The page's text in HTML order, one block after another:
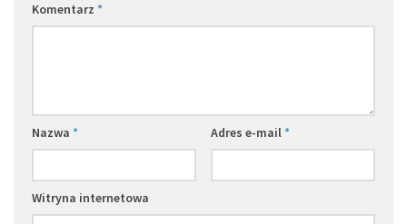
Komentarz *
Nazwa * Adres e-mail*
Witryna internetowa